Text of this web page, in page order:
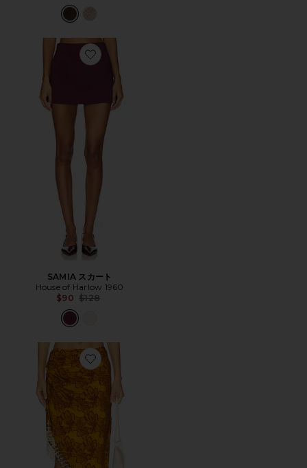
Favorite SAMIA スカート
SAMIA スカート
House of Harlow 1960
$90 Previous price:
$128
Favorite GEMA スカート